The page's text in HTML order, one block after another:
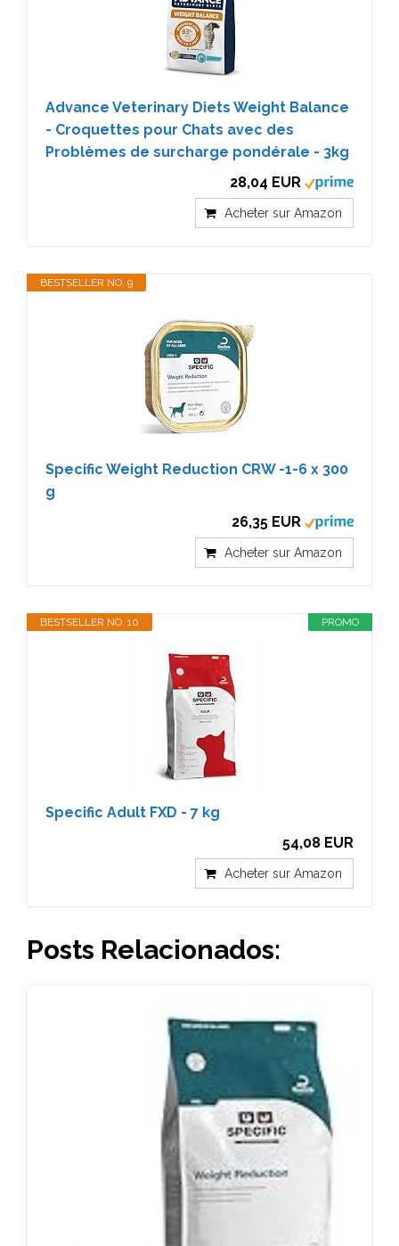
Advance Veterinary Diets Weight Balance
- Croquettes pour Chats avec des
Problèmes de surcharge pondérale - 3kg
28,04 EUR
Acheter sur Amazon
BESTSELLER NO. 9
Specific Weight Reduction CRW -1-6 x 300
g
26,35 EUR
Acheter sur Amazon
PROMO
BESTSELLER NO. 10
Specific Adult FXD - 7 kg
54,08 EUR
Acheter sur Amazon
Posts Relacionados: